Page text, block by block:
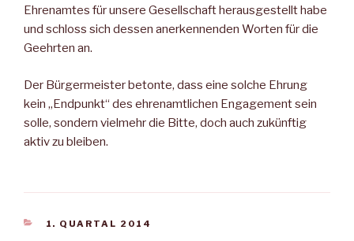
Ehrenamtes für unsere Gesellschaft herausgestellt habe
und schloss sich dessen anerkennenden Worten für die
Geehrten an.
Der Bürgermeister betonte, dass eine solche Ehrung
kein „Endpunkt“ des ehrenamtlichen Engagement sein
solle, sondern vielmehr die Bitte, doch auch zukünftig
aktiv zu bleiben.
KATEGORIEN
1. QUARTAL 2014